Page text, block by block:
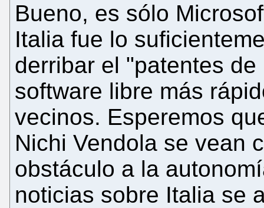
Bueno, es sólo
Italia fue lo
derribar el "patentes
software libre más
vecinos. Esperemos
Nichi Vendola se vean
obstáculo a la
noticias sobre Italia se